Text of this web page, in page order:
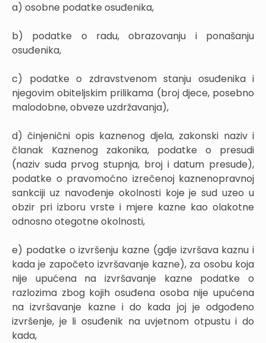
a) osobne podatke osuđenika,
b) podatke o radu, obrazovanju i ponašanju
osuđenika,
c) podatke o zdravstvenom stanju osuđenika i
njegovim obiteljskim prilikama (broj djece, posebno
malodobne, obveze uzdržavanja),
d) činjenični opis kaznenog djela, zakonski naziv i
članak Kaznenog zakonika, podatke o presudi
(naziv suda prvog stupnja, broj i datum presude),
podatke o pravomoćno izrečenoj kaznenopravnoj
sankciji uz navođenje okolnosti koje je sud uzeo u
obzir pri izboru vrste i mjere kazne kao olakotne
odnosno otegotne okolnosti,
e) podatke o izvršenju kazne (gdje izvršava kaznu i
kada je započeto izvršavanje kazne), za osobu koja
nije upućena na izvršavanje kazne podatke o
razlozima zbog kojih osuđena osoba nije upućena
na izvršavanje kazne i do kada joj je odgođeno
izvršenje, je li osuđenik na uvjetnom otpustu i do
kada,